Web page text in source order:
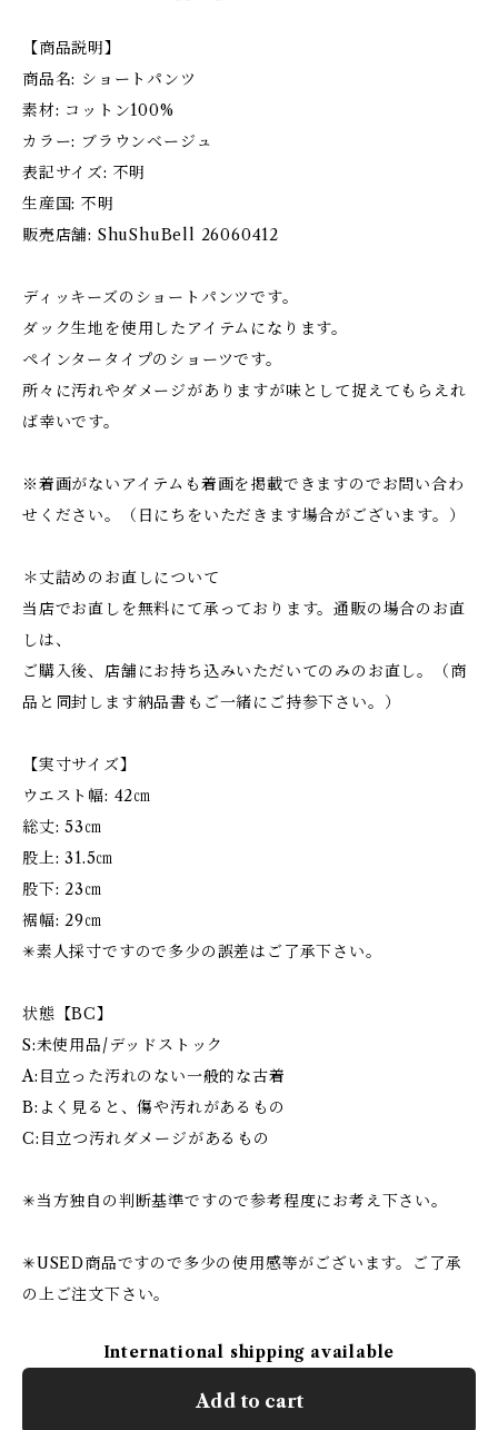
【商品説明】
商品名: ショートパンツ
素材: コットン100%
カラー: ブラウンベージュ
表記サイズ: 不明
生産国: 不明
販売店舗: ShuShuBell 26060412
ディッキーズのショートパンツです。
ダック生地を使用したアイテムになります。
ペインタータイプのショーツです。
所々に汚れやダメージがありますが味として捉えてもらえれ
ば幸いです。
※着画がないアイテムも着画を掲載できますのでお問い合わ
せください。（日にちをいただきます場合がございます。）
＊丈詰めのお直しについて
当店でお直しを無料にて承っております。通販の場合のお直
しは、
ご購入後、店舗にお持ち込みいただいてのみのお直し。（商
品と同封します納品書もご一緒にご持参下さい。）
【実寸サイズ】
ウエスト幅: 42㎝
総丈: 53㎝
股上: 31.5㎝
股下: 23㎝
裾幅: 29㎝
✳︎素人採寸ですので多少の誤差はご了承下さい。
状態【BC】
S:未使用品/デッドストック
A:目立った汚れのない一般的な古着
B:よく見ると、傷や汚れがあるもの
C:目立つ汚れダメージがあるもの
✳︎当方独自の判断基準ですので参考程度にお考え下さい。
✳︎USED商品ですので多少の使用感等がございます。ご了承
の上ご注文下さい。
International shipping available
Add to cart